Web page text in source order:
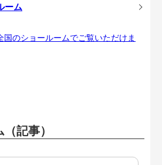
ーム
国のショールームでご覧いただけま
記事）